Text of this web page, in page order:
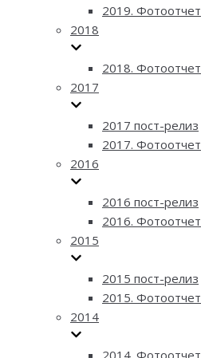
2019. Фотоотчет
2018
2018. Фотоотчет
2017
2017 пост-релиз
2017. Фотоотчет
2016
2016 пост-релиз
2016. Фотоотчет
2015
2015 пост-релиз
2015. Фотоотчет
2014
2014. Фотоотчет